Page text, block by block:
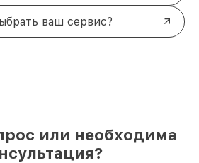
ваш сервис?
или необходима